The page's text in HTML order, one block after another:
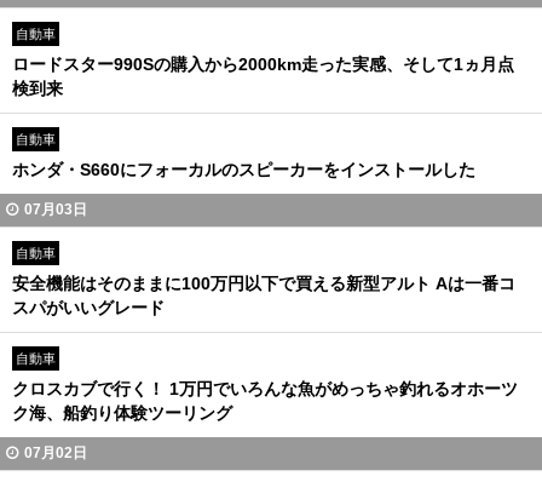
自動車
ロードスター990Sの購入から2000km走った実感、そして1ヵ月点
検到来
自動車
ホンダ・S660にフォーカルのスピーカーをインストールした
07月03日
自動車
安全機能はそのままに100万円以下で買える新型アルト Aは一番コ
スパがいいグレード
自動車
クロスカブで行く！ 1万円でいろんな魚がめっちゃ釣れるオホーツ
ク海、船釣り体験ツーリング
07月02日